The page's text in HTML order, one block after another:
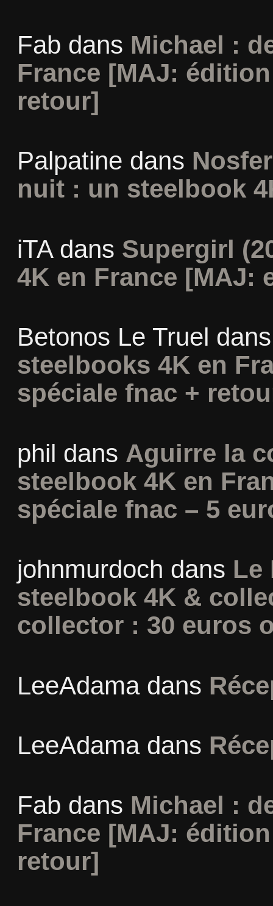
Fab dans Michael :
France [MAJ:
retour]
Palpatine dans
nuit : un steelbook
iTAdans Supergirl
4K en France [MAJ:
Betonos Le Truel
steelbooks 4K en
spéciale fnac +
phil dans Aguirre la
steelbook 4K en
spéciale fnac – 5
johnmurdoch dans Le
steelbook 4K &
collector : 30 euros
LeeAdamadans
LeeAdamadans
Fab dans Michael :
France [MAJ:
retour]